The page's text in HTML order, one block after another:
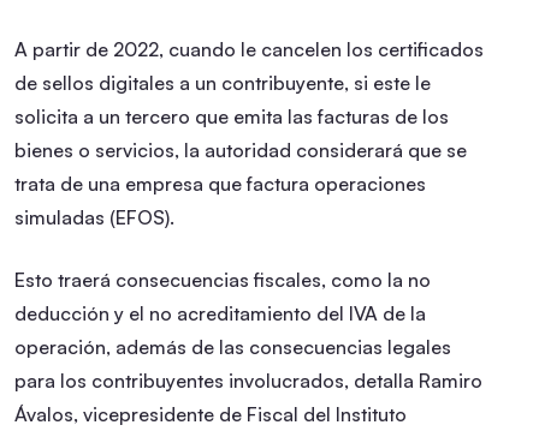
A partir de 2022, cuando le cancelen los certificados
de sellos digitales a un contribuyente, si este le
solicita a un tercero que emita las facturas de los
bienes o servicios, la autoridad considerará que se
trata de una empresa que factura operaciones
simuladas (EFOS).
Esto traerá consecuencias fiscales, como la no
deducción y el no acreditamiento del IVA de la
operación, además de las consecuencias legales
para los contribuyentes involucrados, detalla Ramiro
Ávalos, vicepresidente de Fiscal del Instituto